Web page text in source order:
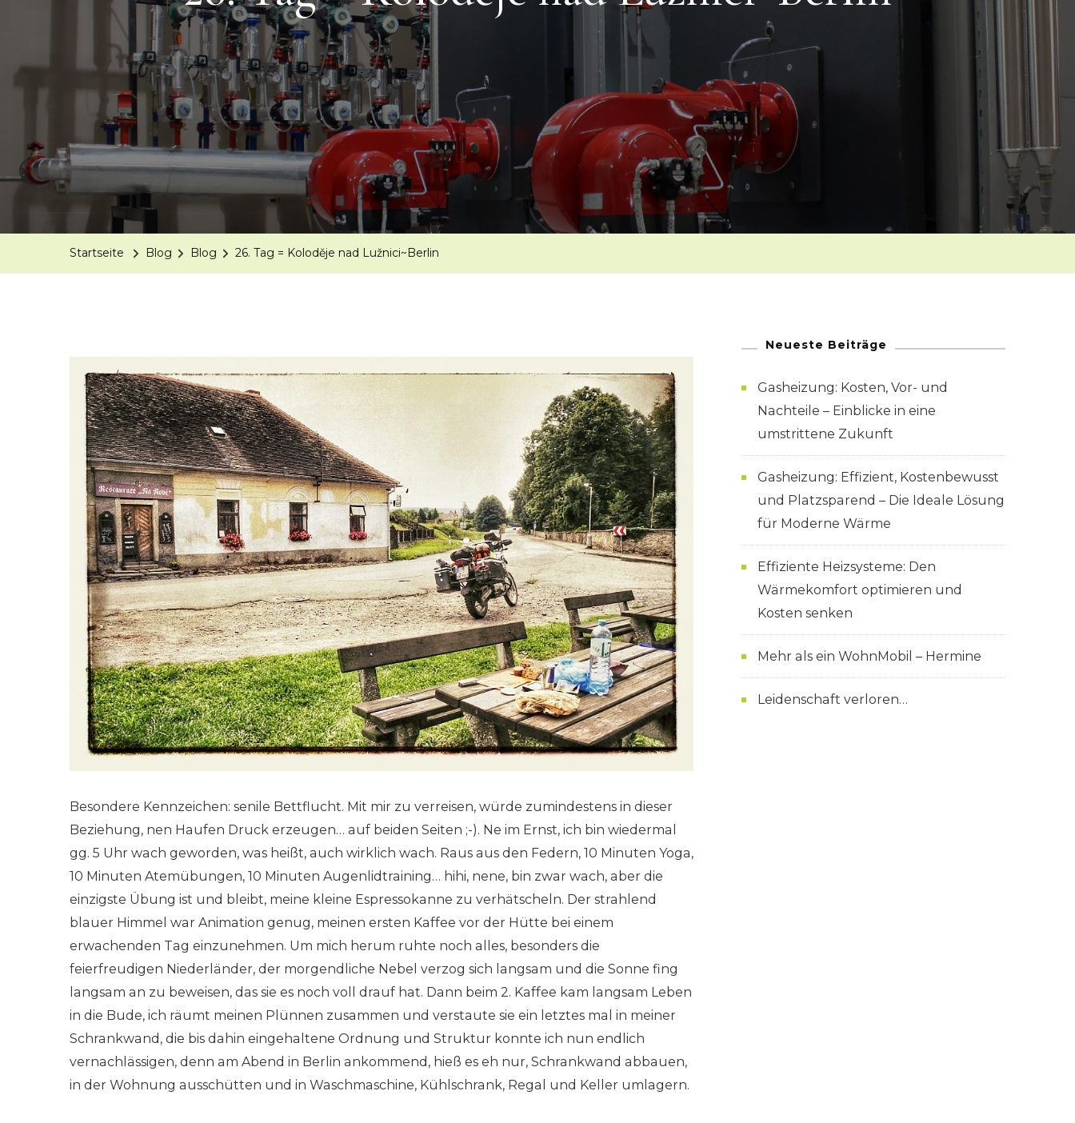
Startseite Blog Blog 26. Tag = Koloděje nad Lužnici~Berlin
Besondere Kennzeichen: senile Bettflucht. Mit mir zu verreisen, würde zumindestens in dieser
Beziehung, nen Haufen Druck erzeugen… auf beiden Seiten ;-). Ne im Ernst, ich bin wiedermal
gg. 5 Uhr wach geworden, was heißt, auch wirklich wach. Raus aus den Federn, 10 Minuten Yoga,
10 Minuten Atemübungen, 10 Minuten Augenlidtraining… hihi, nene, bin zwar wach, aber die
einzigste Übung ist und bleibt, meine kleine Espressokanne zu verhätscheln. Der strahlend
blauer Himmel war Animation genug, meinen ersten Kaffee vor der Hütte bei einem
erwachenden Tag einzunehmen. Um mich herum ruhte noch alles, besonders die
feierfreudigen Niederländer, der morgendliche Nebel verzog sich langsam und die Sonne fing
langsam an zu beweisen, das sie es noch voll drauf hat. Dann beim 2. Kaffee kam langsam Leben
in die Bude, ich räumt meinen Plünnen zusammen und verstaute sie ein letztes mal in meiner
Schrankwand, die bis dahin eingehaltene Ordnung und Struktur konnte ich nun endlich
vernachlässigen, denn am Abend in Berlin ankommend, hieß es eh nur, Schrankwand abbauen,
in der Wohnung ausschütten und in Waschmaschine, Kühlschrank, Regal und Keller umlagern.
Neueste Beiträge
Gasheizung: Kosten, Vor- und
Nachteile – Einblicke in eine
umstrittene Zukunft
Gasheizung: Effizient, Kostenbewusst
und Platzsparend – Die Ideale Lösung
für Moderne Wärme
Effiziente Heizsysteme: Den
Wärmekomfort optimieren und
Kosten senken
Mehr als ein WohnMobil – Hermine
Leidenschaft verloren…